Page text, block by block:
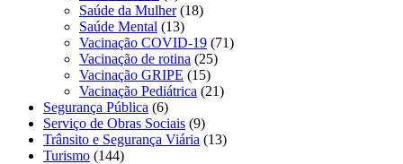
Saúde da Mulher(18)
Saúde Mental (13)
Vacinação COVID-19 (71)
Vacinação de rotina (25)
Vacinação GRIPE (15)
Vacinação Pediátrica (21)
Segurança Pública (6)
Serviço de Obras Sociais (9)
Trânsito e Segurança Viária (13)
Turismo (144)